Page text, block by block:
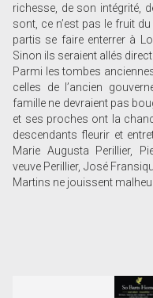
richesse, de son intégrité,
sont, ce n’est pas le fruit
partis se faire enterrer à
Sinon ils seraient allés
Parmi les tombes
celles de l’ancien
famille ne devraient pas
et ses proches ont la
descendants fleurir et
Marie Augusta Perillier,
veuve Perillier, José
Martins ne jouissent